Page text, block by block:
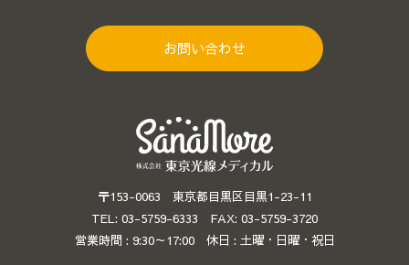
〒153-0063 東京都目黒区目黒1-23-11
TEL: 03-5759-6333 FAX: 03-5759-3720
営業時間 : 9:30～17:00 休日 : 土曜・日曜・祝日
お問い合わせ